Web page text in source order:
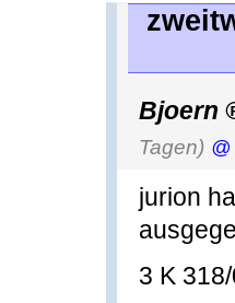
Bjoern
Tagen)
jurion
3 K